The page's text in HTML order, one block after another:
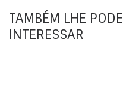
TAMBÉM LHE PODE
INTERESSAR